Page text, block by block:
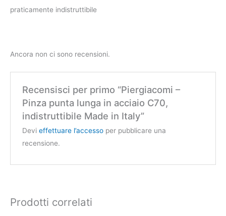
praticamente indistruttibile
Ancora non ci sono recensioni.
Recensisci per primo “Piergiacomi –
Pinza punta lunga in acciaio C70,
indistruttibile Made in Italy”
Devi effettuare l’accessoper pubblicare una
recensione.
Prodotti correlati